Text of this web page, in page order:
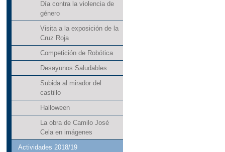
Día contra la violencia de
género
Visita a la exposición de la
Cruz Roja
Competición de Robótica
Desayunos Saludables
Subida al mirador del
castillo
Halloween
La obra de Camilo José
Cela en imágenes
Actividades 2018/19